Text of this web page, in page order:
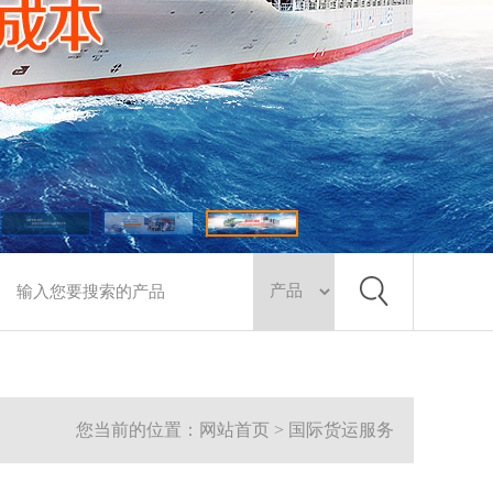
您当前的位置：网站首页 > 国际货运服务